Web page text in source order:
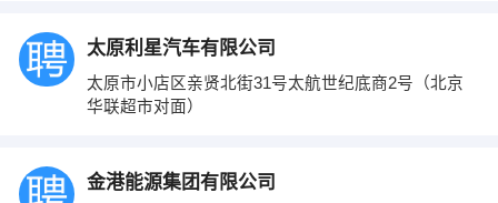
太原利星汽车有限公司
太原市小店区亲贤北街31号太航世纪底商2号（北京
华联超市对面）
金港能源集团有限公司